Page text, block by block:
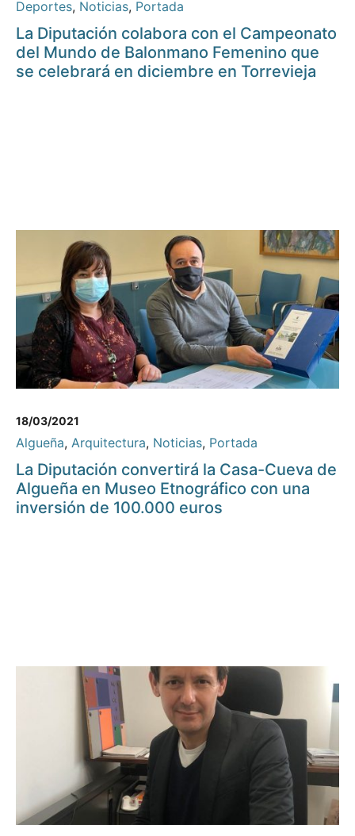
Deportes, Noticias, Portada
La Diputación colabora con el Campeonato
del Mundo de Balonmano Femenino que
se celebrará en diciembre en Torrevieja
18/03/2021
Algueña, Arquitectura, Noticias, Portada
La Diputación convertirá la Casa-Cueva de
Algueña en Museo Etnográfico con una
inversión de 100.000 euros